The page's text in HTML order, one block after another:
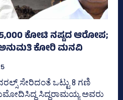
ಕೋಟಿ ನಷ್ಟದ ಆರೋಪ;
ಅನುಮತಿ ಕೋರಿ ಮನವಿ
ಸೇರಿದಂತೆ ಒಟ್ಟು 8 ಗಣಿ
ಸಿದ್ದರಾಮಯ್ಯ ಅವರು